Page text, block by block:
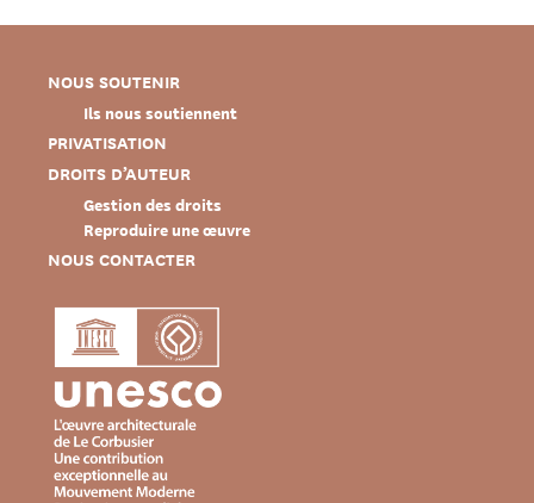
NOUS SOUTENIR
Ils nous soutiennent
PRIVATISATION
DROITS D’AUTEUR
Gestion des droits
Reproduire une œuvre
NOUS CONTACTER